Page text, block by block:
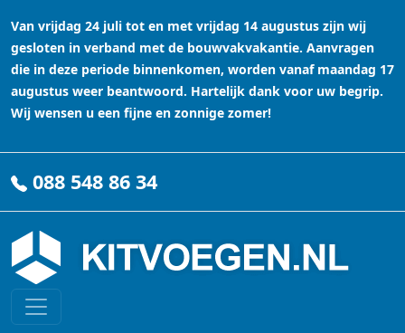
Van vrijdag 24 juli tot en met vrijdag 14 augustus zijn wij
gesloten in verband met de bouwvakvakantie. Aanvragen
die in deze periode binnenkomen, worden vanaf maandag 17
augustus weer beantwoord. Hartelijk dank voor uw begrip.
Wij wensen u een fijne en zonnige zomer!
088 548 86 34